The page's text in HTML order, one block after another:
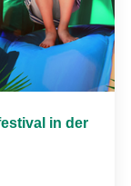
in der